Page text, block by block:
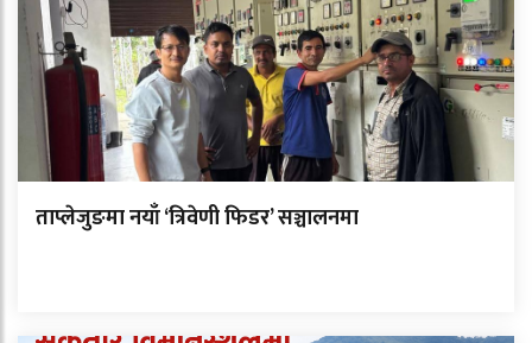
ताप्लेजुङमा नयाँ ‘त्रिवेणी फिडर’ सञ्चालनमा